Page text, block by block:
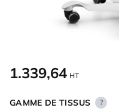
1.339,64 HT
GAMME DE TISSUS ?